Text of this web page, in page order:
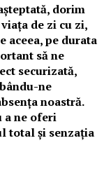
dorim
de zi cu zi,
aceea, pe durata
să ne
securizată,
ne
noastră.
a ne oferi
total și senzația